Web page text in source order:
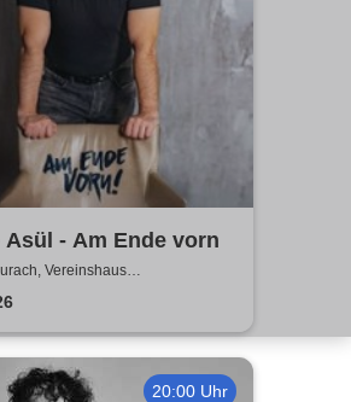
Asül - Am Ende vorn
Vereinshaus
20:00 Uhr